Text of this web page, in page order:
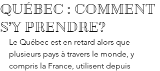
QUÉBEC : COMMENT
S’Y PRENDRE?
Le Québec est en retard alors que
plusieurs pays à travers le monde, y
compris la France, utilisent depuis